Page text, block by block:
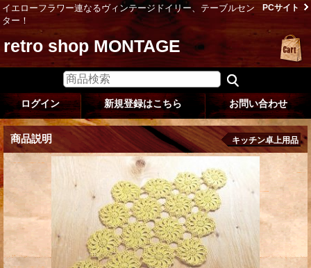
イエローフラワー連なるヴィンテージドイリー、テーブルセン
ター！
PCサイト
retro shop MONTAGE
ログイン 新規登録はこちら お問い合わせ
商品説明 キッチン卓上用品